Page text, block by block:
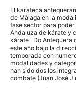
El karateca
de Málaga en la
fase sector para
Andaluza de kárate y
kárate -Do Antequera
este año bajo la
temporada con
modalidades y
han sido dos los
combate (Juan José